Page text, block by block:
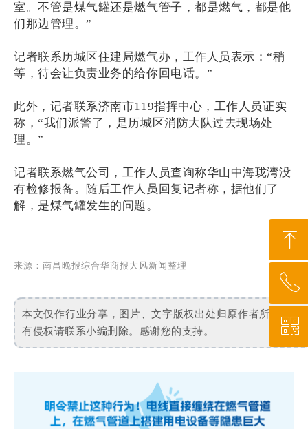
室。不管是煤气罐还是燃气管子，都是燃气，都是他
们那边管理。”
记者联系历城区住建局燃气办，工作人员表示：“稍
等，待会让负责业务的给你回电话。”
此外，记者联系济南市119指挥中心，工作人员证实
称，“我们派警了，是历城区消防大队过去现场处
理。”
记者联系燃气公司，工作人员查询称华山中海珑湾没
有检修报备。随后工作人员回复记者称，据他们了
解，是煤气罐发生的问题。
来源：南昌晚报综合华商报大风新闻整理
本文仅作行业分享，图片、文字版权出处归原作者所有，如
有侵权请联系小编删除。感谢您的支持。
ꁸ
回到顶部
ꂅ
010-64919527
ꀥ